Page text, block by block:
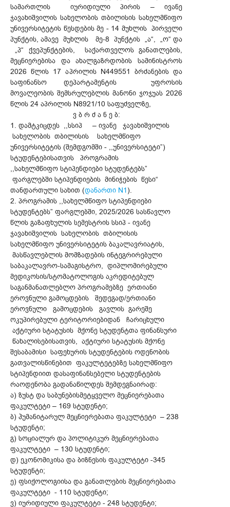
სამართლის იურიდიული პირის – ივანე
ჯავახიშვილის სახელობის თბილისის სახელმწიფო
უნივერსიტეტის წესდების მე - 14 მუხლის პირველი
პუნქტის, ამავე მუხლის მე-8 პუნქტის „ა“, „ო“ და
„პ“ ქვეპუნქტების, საქართველოს განათლების,
მეცნიერებისა და ახალგაზრდობის სამინისტროს
2026 წლის 17 აპრილის N449551 ბრძანების და
საფინანსო დეპარტამენტის უფროსის
მოვალეობის შემსრულებლის მანონი ჯოჯუას 2026
წლის 24 აპრილის N8921/10 საფუძველზე,
ვ ბ რ ძ ა ნ ე ბ:
1. დამტკიცდეს ,,სსიპ – ივანე ჯავახიშვილის
სახელობის თბილისის სახელმწიფო
უნივერსიტეტის (შემდგომში - ,,უნივერსიტეტი”)
სტუდენტებისათვის პროგრამის
,,სახელმწიფო სტიპენდიები სტუდენტებს”
ფარგლებში სტიპენდიების მინიჭების წესი“
თანდართული სახით (დანართი N1).
2. პროგრამის ,,სახელმწიფო სტიპენდიები
სტუდენტებს” ფარგლებში, 2025/2026 სასწავლო
წლის გაზაფხულის სემესტრის სსიპ - ივანე
ჯავახიშვილის სახელობის თბილისის
სახელმწიფო უნივერსიტეტის ბაკალავრიატის,
მასწავლებლის მომზადების ინტეგრირებული
საბაკალავრო-სამაგისტრო, დიპლომირებული
მედიკოსის/სტომატოლოგის აკრედიტებულ
საგანმანათლებლო პროგრამებზე ერთიანი
ეროვნული გამოცდების შედეგად/ერთიანი
ეროვნული გამოცდების გავლის გარეშე
ოკუპირებული ტერიტორიებიდან ჩარიცხული
აქტიური სტატუსის მქონე სტუდენტთა ფინანსური
წახალისებისათვის, აქტიური სტატუსის მქონე
შესაბამისი საფეხურის სტუდენტების ოდენობის
გათვალისწინებით ფაკულტეტებზე სახელმწიფო
სტიპენდიით დასაფინანსებელი სტუდენტების
რაოდენობა გადანაწილდეს შემდეგნაირად:
ა) ზუსტ და საბუნებისმეტყველო მეცნიერებათა
ფაკულტეტი – 169 სტუდენტი;
ბ) ჰუმანიტარულ მეცნიერებათა ფაკულტეტი – 238
სტუდენტი;
გ) სოციალურ და პოლიტიკურ მეცნიერებათა
ფაკულტეტი – 130 სტუდენტი;
დ) ეკონომიკისა და ბიზნესის ფაკულტეტი -345
სტუდენტი;
ე) ფსიქოლოგიისა და განათლების მეცნიერებათა
ფაკულტეტი - 110 სტუდენტი;
ვ) იურიდიული ფაკულტეტი - 248 სტუდენტი;